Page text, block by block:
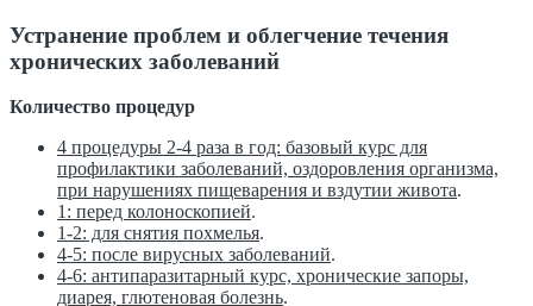
Устранение проблем и облегчение течения
хронических заболеваний
Количество процедур
4 процедуры 2-4 раза в год: базовый курс для
профилактики заболеваний, оздоровления организма,
при нарушениях пищеварения и вздутии живота.
1: перед колоноскопией.
1-2: для снятия похмелья.
4-5: после вирусных заболеваний.
4-6: антипаразитарный курс, хронические запоры,
диарея, глютеновая болезнь.